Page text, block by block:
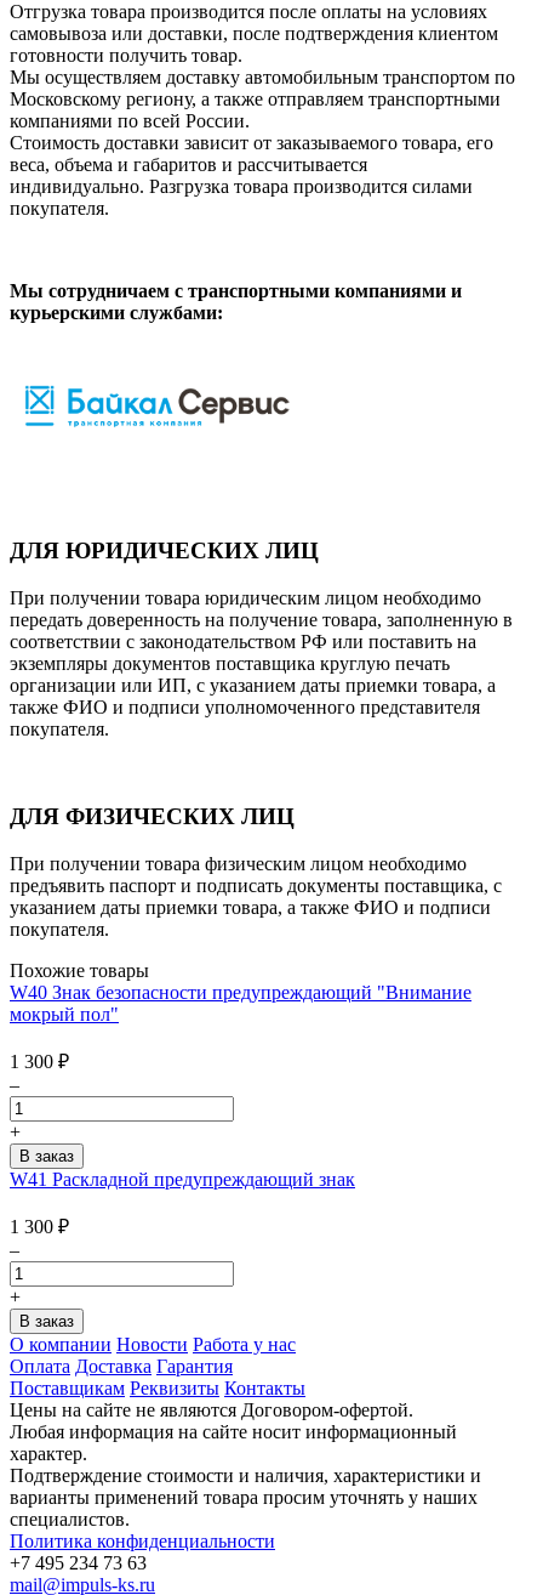
Отгрузка товара производится после оплаты на условиях
самовывоза или доставки, после подтверждения клиентом
готовности получить товар.
Мы осуществляем доставку автомобильным транспортом по
Московскому региону, а также отправляем транспортными
компаниями по всей России.
Стоимость доставки зависит от заказываемого товара, его
веса, объема и габаритов и рассчитывается
индивидуально. Разгрузка товара производится силами
покупателя.
Мы сотрудничаем с транспортными компаниями и
курьерскими службами:
ДЛЯ ЮРИДИЧЕСКИХ ЛИЦ
При получении товара юридическим лицом необходимо
передать доверенность на получение товара, заполненную в
соответствии с законодательством РФ или поставить на
экземпляры документов поставщика круглую печать
организации или ИП, с указанием даты приемки товара, а
также ФИО и подписи уполномоченного представителя
покупателя.
ДЛЯ ФИЗИЧЕСКИХ ЛИЦ
При получении товара физическим лицом необходимо
предъявить паспорт и подписать документы поставщика, с
указанием даты приемки товара, а также ФИО и подписи
покупателя.
Похожие товары
W40 Знак безопасности предупреждающий "Внимание
мокрый пол"
1 300 ₽
–
+
W41 Раскладной предупреждающий знак
1 300 ₽
–
+
О компании Новости Работа у нас
Оплата Доставка Гарантия
Поставщикам Реквизиты Контакты
Цены на сайте не являются Договором-офертой.
Любая информация на сайте носит информационный
характер.
Подтверждение стоимости и наличия, характеристики и
варианты применений товара просим уточнять у наших
специалистов.
Политика конфиденциальности
+7 495 234 73 63
mail@impuls-ks.ru